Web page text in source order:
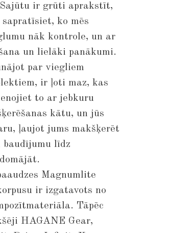
ir grūti aprakstīt,
ko mēs
nāk kontrole, un ar
un lielāki panākumi.
par viegliem
ir ļoti maz, kas
to ar jebkuru
kātu, un jūs
ļaujot jums makšķerēt
līdz
Magnumlite
ir izgatavots no
Tāpēc
HAGANE Gear,